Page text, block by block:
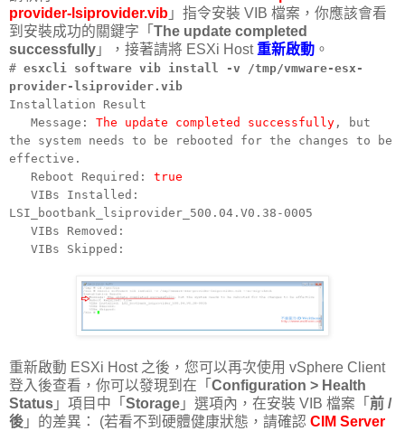
provider-lsiprovider.vib 」指令安裝 VIB 檔案，你應該會看
到安裝成功的關鍵字「 The update completed
successfully 」，接著請將 ESXi Host 重新啟動 。
# esxcli software vib install -v /tmp/vmware-esx-
provider-lsiprovider.vib
Installation Result
Message: The update completed successfully , but
the system needs to be rebooted for the changes to be
effective.
Reboot Required: true
VIBs Installed:
LSI_bootbank_lsiprovider_500.04.V0.38-0005
VIBs Removed:
VIBs Skipped:
重新啟動 ESXi Host 之後，您可以再次使用 vSphere Client
登入後查看，你可以發現到在「 Configuration > Health
Status 」項目中「 Storage 」選項內，在安裝 VIB 檔案「 前 /
後 」的差異： (若看不到硬體健康狀態，請確認 CIM Server